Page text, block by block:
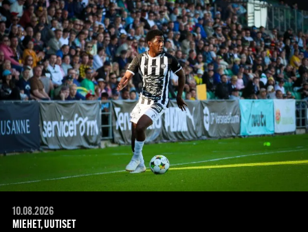
10.08.2026
MIEHET, UUTISET